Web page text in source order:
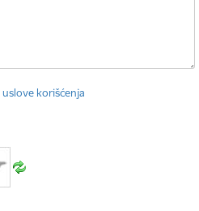
uslove korišćenja